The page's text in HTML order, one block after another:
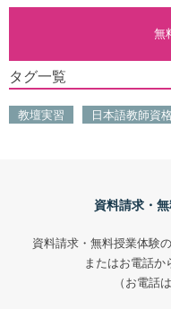
無
タグ一覧
教壇実習 日本語教師資格
資料請求・
資料請求・無料授業体験
またはお電話か
（お電話